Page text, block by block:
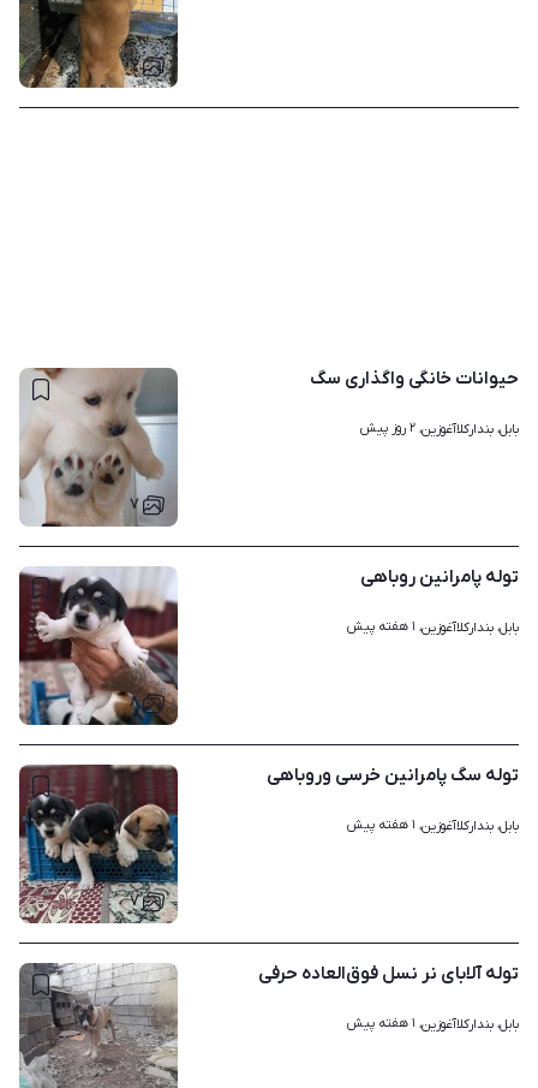
۶
۷
حیوانات خانگی واگذاری سگ
بابل، بندارکلاآغوزین، ۲ روز پیش
۸
توله پامرانین روباهی
بابل، بندارکلاآغوزین، ۱ هفته پیش
۷
توله سگ پامرانین خرسی وروباهی
بابل، بندارکلاآغوزین، ۱ هفته پیش
توله آلابای نر نسل فوق‌العاده حرفی
بابل، بندارکلاآغوزین، ۱ هفته پیش